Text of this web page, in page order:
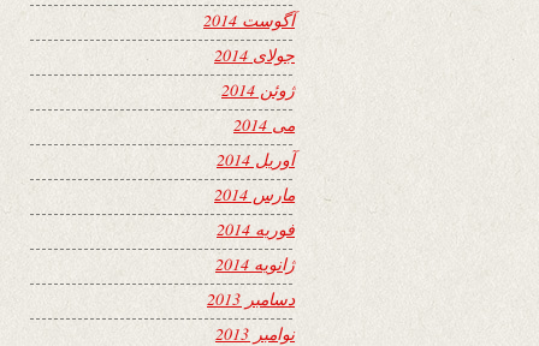
آگوست 2014
جولای 2014
ژوئن 2014
می 2014
آوریل 2014
مارس 2014
فوریه 2014
ژانویه 2014
دسامبر 2013
نوامبر 2013